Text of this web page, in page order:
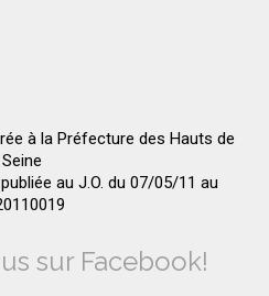
à la Préfecture des Hauts de
Seine
au J.O. du 07/05/11 au
sur Facebook!